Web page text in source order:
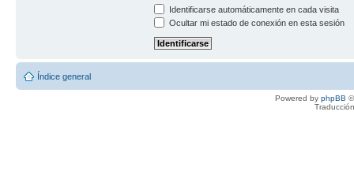
Identificarse automáticamente en cada visita
Ocultar mi estado de conexión en esta sesión
Índice general
Powered by phpBB